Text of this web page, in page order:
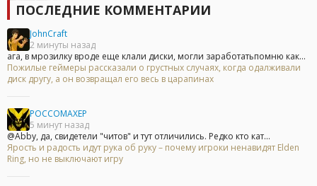
ПОСЛЕДНИЕ КОММЕНТАРИИ
JohnCraft
2 минуты назад
ага, в мрозилку вроде еще клали диски, могли заработатьпомню как...
Пожилые геймеры рассказали о грустных случаях, когда одалживали
диск другу, а он возвращал его весь в царапинах
POCCOMAXEP
5 минут назад
@Abby, да, свидетели "читов" и тут отличились. Редко кто кат...
Ярость и радость идут рука об руку – почему игроки ненавидят Elden
Ring, но не выключают игру